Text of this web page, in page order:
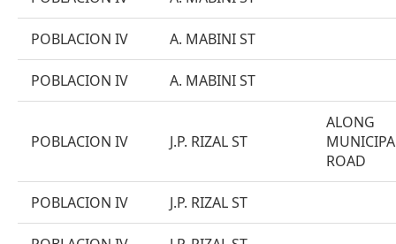
POBLACION IV A. MABINI ST
POBLACION IV A. MABINI ST
POBLACION IV J.P. RIZAL ST
ALONG
ROAD
POBLACION IV J.P. RIZAL ST